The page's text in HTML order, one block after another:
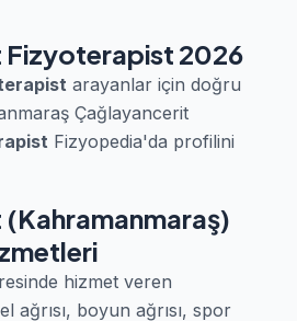
2026
arayanlar için doğru
Çağlayancerit
Fizyopedia'da profilini
hizmet veren
ağrısı, boyun ağrısı, spor